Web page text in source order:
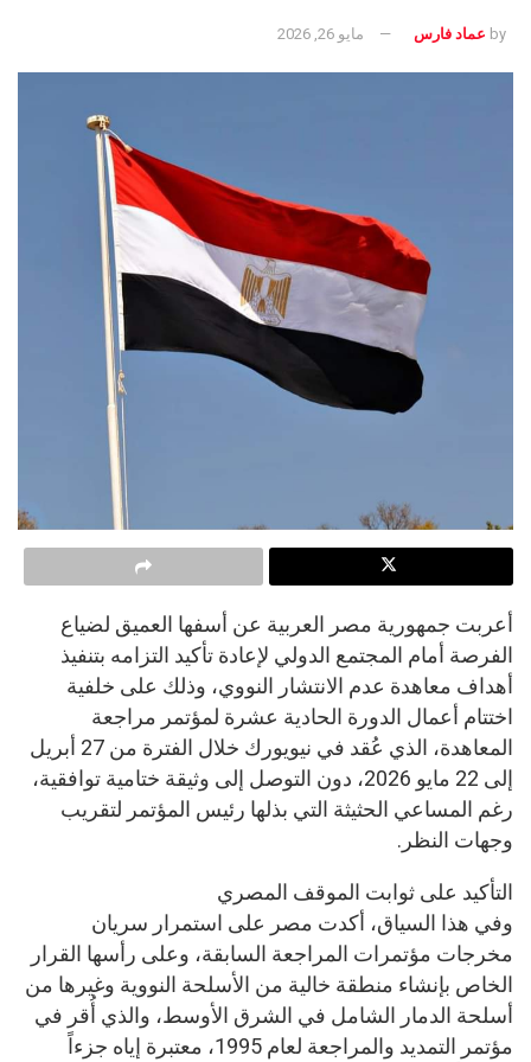
by عماد فارس مايو 26, 2026
أعربت جمهورية مصر العربية عن أسفها العميق لضياع
الفرصة أمام المجتمع الدولي لإعادة تأكيد التزامه بتنفيذ
أهداف معاهدة عدم الانتشار النووي، وذلك على خلفية
اختتام أعمال الدورة الحادية عشرة لمؤتمر مراجعة
المعاهدة، الذي عُقد في نيويورك خلال الفترة من 27 أبريل
إلى 22 مايو 2026، دون التوصل إلى وثيقة ختامية توافقية،
رغم المساعي الحثيثة التي بذلها رئيس المؤتمر لتقريب
وجهات النظر.
التأكيد على ثوابت الموقف المصري
وفي هذا السياق، أكدت مصر على استمرار سريان
مخرجات مؤتمرات المراجعة السابقة، وعلى رأسها القرار
الخاص بإنشاء منطقة خالية من الأسلحة النووية وغيرها من
أسلحة الدمار الشامل في الشرق الأوسط، والذي أُقر في
مؤتمر التمديد والمراجعة لعام 1995، معتبرة إياه جزءاً